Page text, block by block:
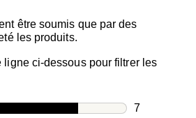
être soumis que par des
les produits.
ligne ci-dessous pour filtrer les
7